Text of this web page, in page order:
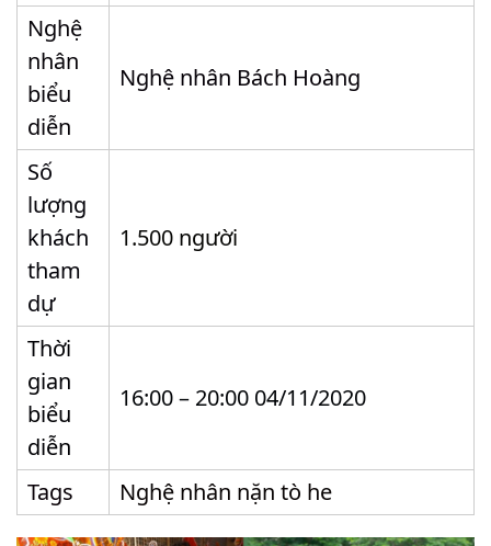
Nghệ
nhân
biểu
diễn
Nghệ nhân Bách Hoàng
Số
lượng
khách
tham
dự
1.500 người
Thời
gian
biểu
diễn
16:00 – 20:00 04/11/2020
Tags Nghệ nhân nặn tò he